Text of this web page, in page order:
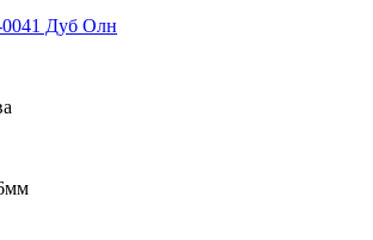
Дуб Олн